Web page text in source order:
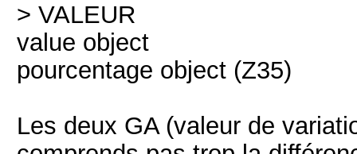
> VALEUR
value object
pourcentage object (Z35)
Les deux GA (valeur de